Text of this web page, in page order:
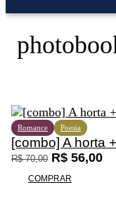
Promoção
Poesia
Romance
[combo] A horta
R$70,00 O
p
r
R$ 56,00O
COMPRAR